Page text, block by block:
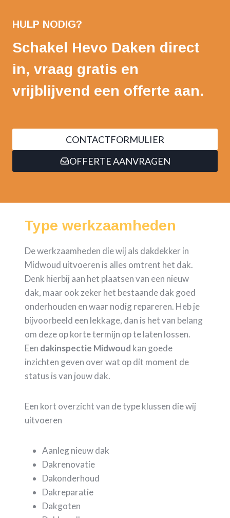
HULP NODIG?
Schakel Hevo Daken direct
in, vraag gratis en
vrijblijvend een offerte aan.
CONTACTFORMULIER
OFFERTE AANVRAGEN
Type werkzaamheden
De werkzaamheden die wij als dakdekker in
Midwoud uitvoeren is alles omtrent het dak.
Denk hierbij aan het plaatsen van een nieuw
dak, maar ook zeker het bestaande dak goed
onderhouden en waar nodig repareren. Heb je
bijvoorbeeld een lekkage, dan is het van belang
om deze op korte termijn op te laten lossen.
Een dakinspectie Midwoud kan goede
inzichten geven over wat op dit moment de
status is van jouw dak.
Een kort overzicht van de type klussen die wij
uitvoeren
Aanleg nieuw dak
Dakrenovatie
Dakonderhoud
Dakreparatie
Dakgoten